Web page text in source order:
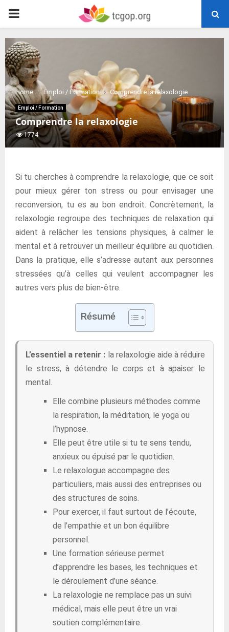
PRIMARY
MENU
Home Emploi / Formation Comprendre la relaxologie
Emploi / Formation
Comprendre la relaxologie
1774
Si tu cherches à comprendre la relaxologie, que ce soit
pour mieux gérer ton stress ou pour envisager une
reconversion, tu es au bon endroit. Concrètement, la
relaxologie regroupe des techniques de relaxation qui
aident à relâcher les tensions physiques, à calmer le
mental et à retrouver un meilleur équilibre au quotidien.
Dans la pratique, elle s’adresse autant aux personnes
stressées qu’à celles qui veulent accompagner les
autres vers plus de bien-être.
Résumé
L’essentiel a retenir : la relaxologie aide à réduire
le stress, à détendre le corps et à apaiser le
mental.
Elle combine plusieurs méthodes comme
la respiration, la méditation, le yoga ou
l’hypnose.
Elle peut être utile si tu te sens tendu,
anxieux ou épuisé par le quotidien.
Le relaxologue accompagne des
particuliers, mais aussi des entreprises ou
des structures de soins.
Pour exercer, il faut surtout de l’écoute,
de l’empathie et un bon équilibre
personnel.
Une formation sérieuse permet
d’apprendre les bases, les techniques et
le déroulement d’une séance.
La relaxologie ne remplace pas un suivi
médical, mais elle peut être un vrai
soutien complémentaire.